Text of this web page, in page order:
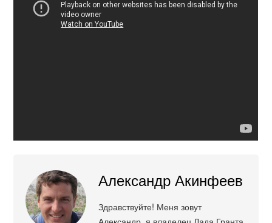
Александр Акинфеев
Здравствуйте! Меня зовут